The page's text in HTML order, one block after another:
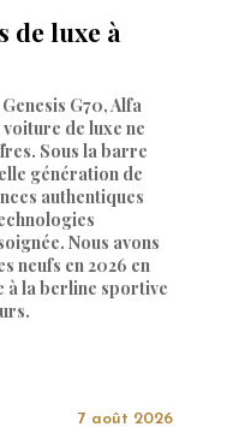
de luxe à
G70, Alfa
de luxe ne
Sous la barre
génération de
authentiques
Nous avons
neufs en 2026 en
à la berline sportive
7 août 2026